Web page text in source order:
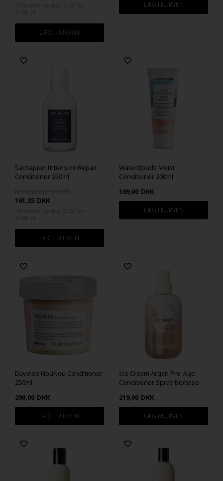
Sachajuan Intensive Repair
Conditioner 250ml
161,25 DKK
Waterclouds Moist
Conditioner 200ml
169,00 DKK
Davines NouNou Conditioner
250ml
290,00 DKK
Ice Cream Argan Pro-Age
Conditioner Spray biphase
219,00 DKK